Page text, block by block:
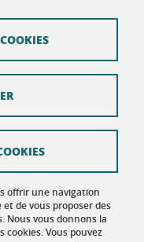
confidentialité
offrir une navigation
de vous proposer des
Nous vous donnons la
cookies. Vous pouvez